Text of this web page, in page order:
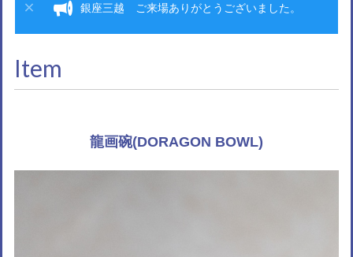
銀座三越 ご来場ありがとうございました。
Item
龍画碗(DORAGON BOWL)